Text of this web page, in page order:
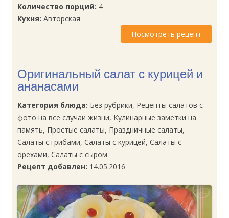
Количество порций: 4
Кухня: Авторская
Посмотреть рецепт
Оригинальный салат с курицей и
ананасами
Категория блюда: Без рубрики, Рецепты салатов с
фото на все случаи жизни, Кулинарные заметки на
память, Простые салаты, Праздничные салаты,
Салаты с грибами, Салаты с курицей, Салаты с
орехами, Салаты с сыром
Рецепт добавлен: 14.05.2016